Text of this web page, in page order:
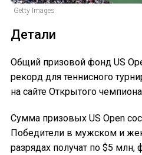
Getty Images
Детали
Общий призовой фонд US
рекорд для теннисного
на сайте Открытого
Сумма призовых US Open
Победители в мужском и
разрядах получат по $5